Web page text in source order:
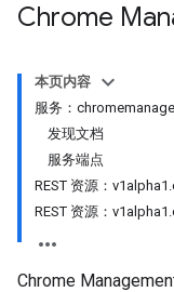
Chrome
本页内容
服务：
发现文档
服务端点
REST 资源：
REST 资源：
Chrome